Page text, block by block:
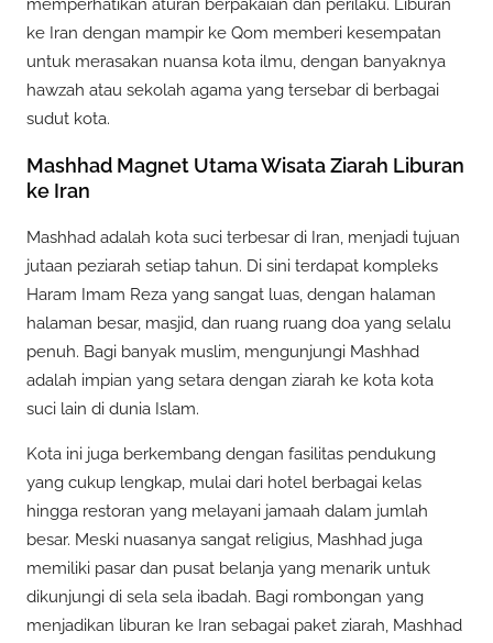
memperhatikan aturan berpakaian dan perilaku. Liburan
ke Iran dengan mampir ke Qom memberi kesempatan
untuk merasakan nuansa kota ilmu, dengan banyaknya
hawzah atau sekolah agama yang tersebar di berbagai
sudut kota.
Mashhad Magnet Utama Wisata Ziarah Liburan
ke Iran
Mashhad adalah kota suci terbesar di Iran, menjadi tujuan
jutaan peziarah setiap tahun. Di sini terdapat kompleks
Haram Imam Reza yang sangat luas, dengan halaman
halaman besar, masjid, dan ruang ruang doa yang selalu
penuh. Bagi banyak muslim, mengunjungi Mashhad
adalah impian yang setara dengan ziarah ke kota kota
suci lain di dunia Islam.
Kota ini juga berkembang dengan fasilitas pendukung
yang cukup lengkap, mulai dari hotel berbagai kelas
hingga restoran yang melayani jamaah dalam jumlah
besar. Meski nuasanya sangat religius, Mashhad juga
memiliki pasar dan pusat belanja yang menarik untuk
dikunjungi di sela sela ibadah. Bagi rombongan yang
menjadikan liburan ke Iran sebagai paket ziarah, Mashhad